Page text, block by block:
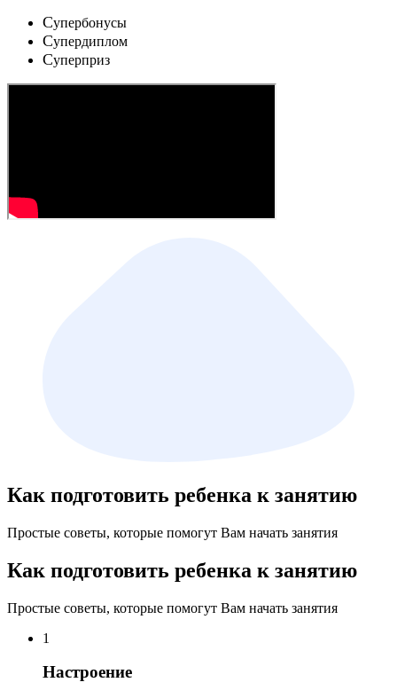
Cупербонусы
Cупердиплом
Cуперприз
Как подготовить ребенка к занятию
Простые советы, которые помогут Вам начать занятия
Как подготовить ребенка к занятию
Простые советы, которые помогут Вам начать занятия
1
Настроение